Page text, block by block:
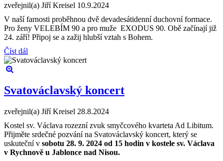
zveřejnil(a) Jiří Kreisel 10.9.2024
V naší farnosti proběhnou dvě devadesátidenní duchovní formace.
Pro ženy VELEBÍM 90 a pro muže EXODUS 90. Obě začínají již
24. září! Připoj se a zažij hlubší vztah s Bohem.
Číst dál
Svatováclavský koncert
zveřejnil(a) Jiří Kreisel 28.8.2024
Kostel sv. Václava rozezní zvuk smyčcového kvarteta Ad Libitum.
Přijměte srdečné pozvání na Svatováclavský koncert, který se
uskuteční v sobotu 28. 9. 2024 od 15 hodin v kostele sv. Václava
v Rychnově u Jablonce nad Nisou.